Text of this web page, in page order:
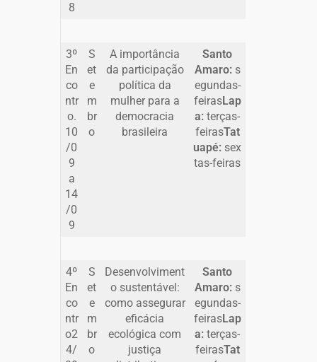
8
3º
En
co
ntr
o.
10
/0
9
a
14
/0
9
S
et
e
m
br
o
A importância
da participação
política da
mulher para a
democracia
brasileira
Santo
Amaro:s
egundas-
feirasLap
a: terças-
feirasTat
uapé: sex
tas-feiras
4º
En
co
ntr
o2
4/
S
et
e
m
br
o
Desenvolviment
o sustentável:
como assegurar
eficácia
ecológica com
justiça
Santo
Amaro:s
egundas-
feirasLap
a: terças-
feirasTat